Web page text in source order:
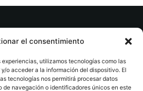
el consentimiento
experiencias, utilizamos tecnologías como las
o acceder a la información del dispositivo. El
tecnologías nos permitirá procesar datos
de navegación o identificadores únicos en este
· Todos los derechos